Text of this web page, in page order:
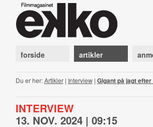
forside artikler
Du er her:Artikler| Interview| Gigant på jagt
INTERVIEW
13. NOV. 2024 | 09:15